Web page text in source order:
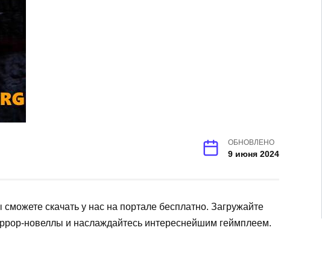
ОБНОВЛЕНО
9 июня 2024
скачать у нас на портале бесплатно. Загружайте
новеллы и наслаждайтесь интереснейшим геймплеем.